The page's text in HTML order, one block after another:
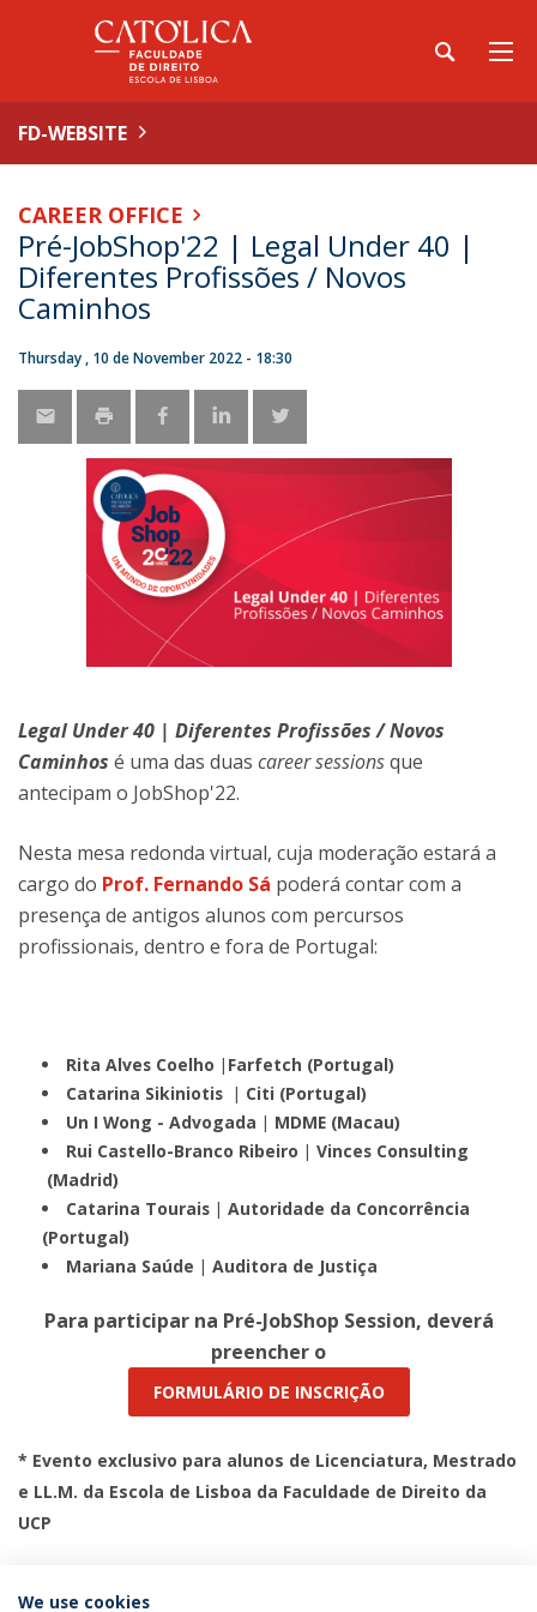
FD-WEBSITE
CAREER OFFICE
Pré-JobShop'22 | Legal Under 40 |
Diferentes Profissões / Novos
Caminhos
Thursday , 10 de November 2022 - 18:30
Legal Under 40 | Diferentes Profissões / Novos
Caminhos é uma das duas career sessionsque
antecipam o JobShop'22.
Nesta mesa redonda virtual, cuja moderação estará a
cargo do Prof. Fernando Sá poderá contar com a
presença de antigos alunos com percursos
profissionais, dentro e fora de Portugal:
Rita Alves Coelho |Farfetch (Portugal)
Catarina Sikiniotis | Citi (Portugal)
Un I Wong - Advogada | MDME (Macau)
Rui Castello-Branco Ribeiro | Vinces Consulting
(Madrid)
Catarina Tourais | Autoridade da Concorrência
(Portugal)
Mariana Saúde | Auditora de Justiça
Para participar na Pré-JobShop Session, deverá
preencher o
FORMULÁRIO DE INSCRIÇÃO
* Evento exclusivo para alunos de Licenciatura, Mestrado
e LL.M. da Escola de Lisboa da Faculdade de Direito da
UCP
Categories:
We use cookies